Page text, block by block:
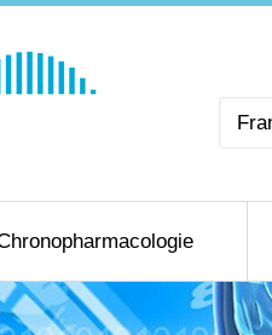
Choisir